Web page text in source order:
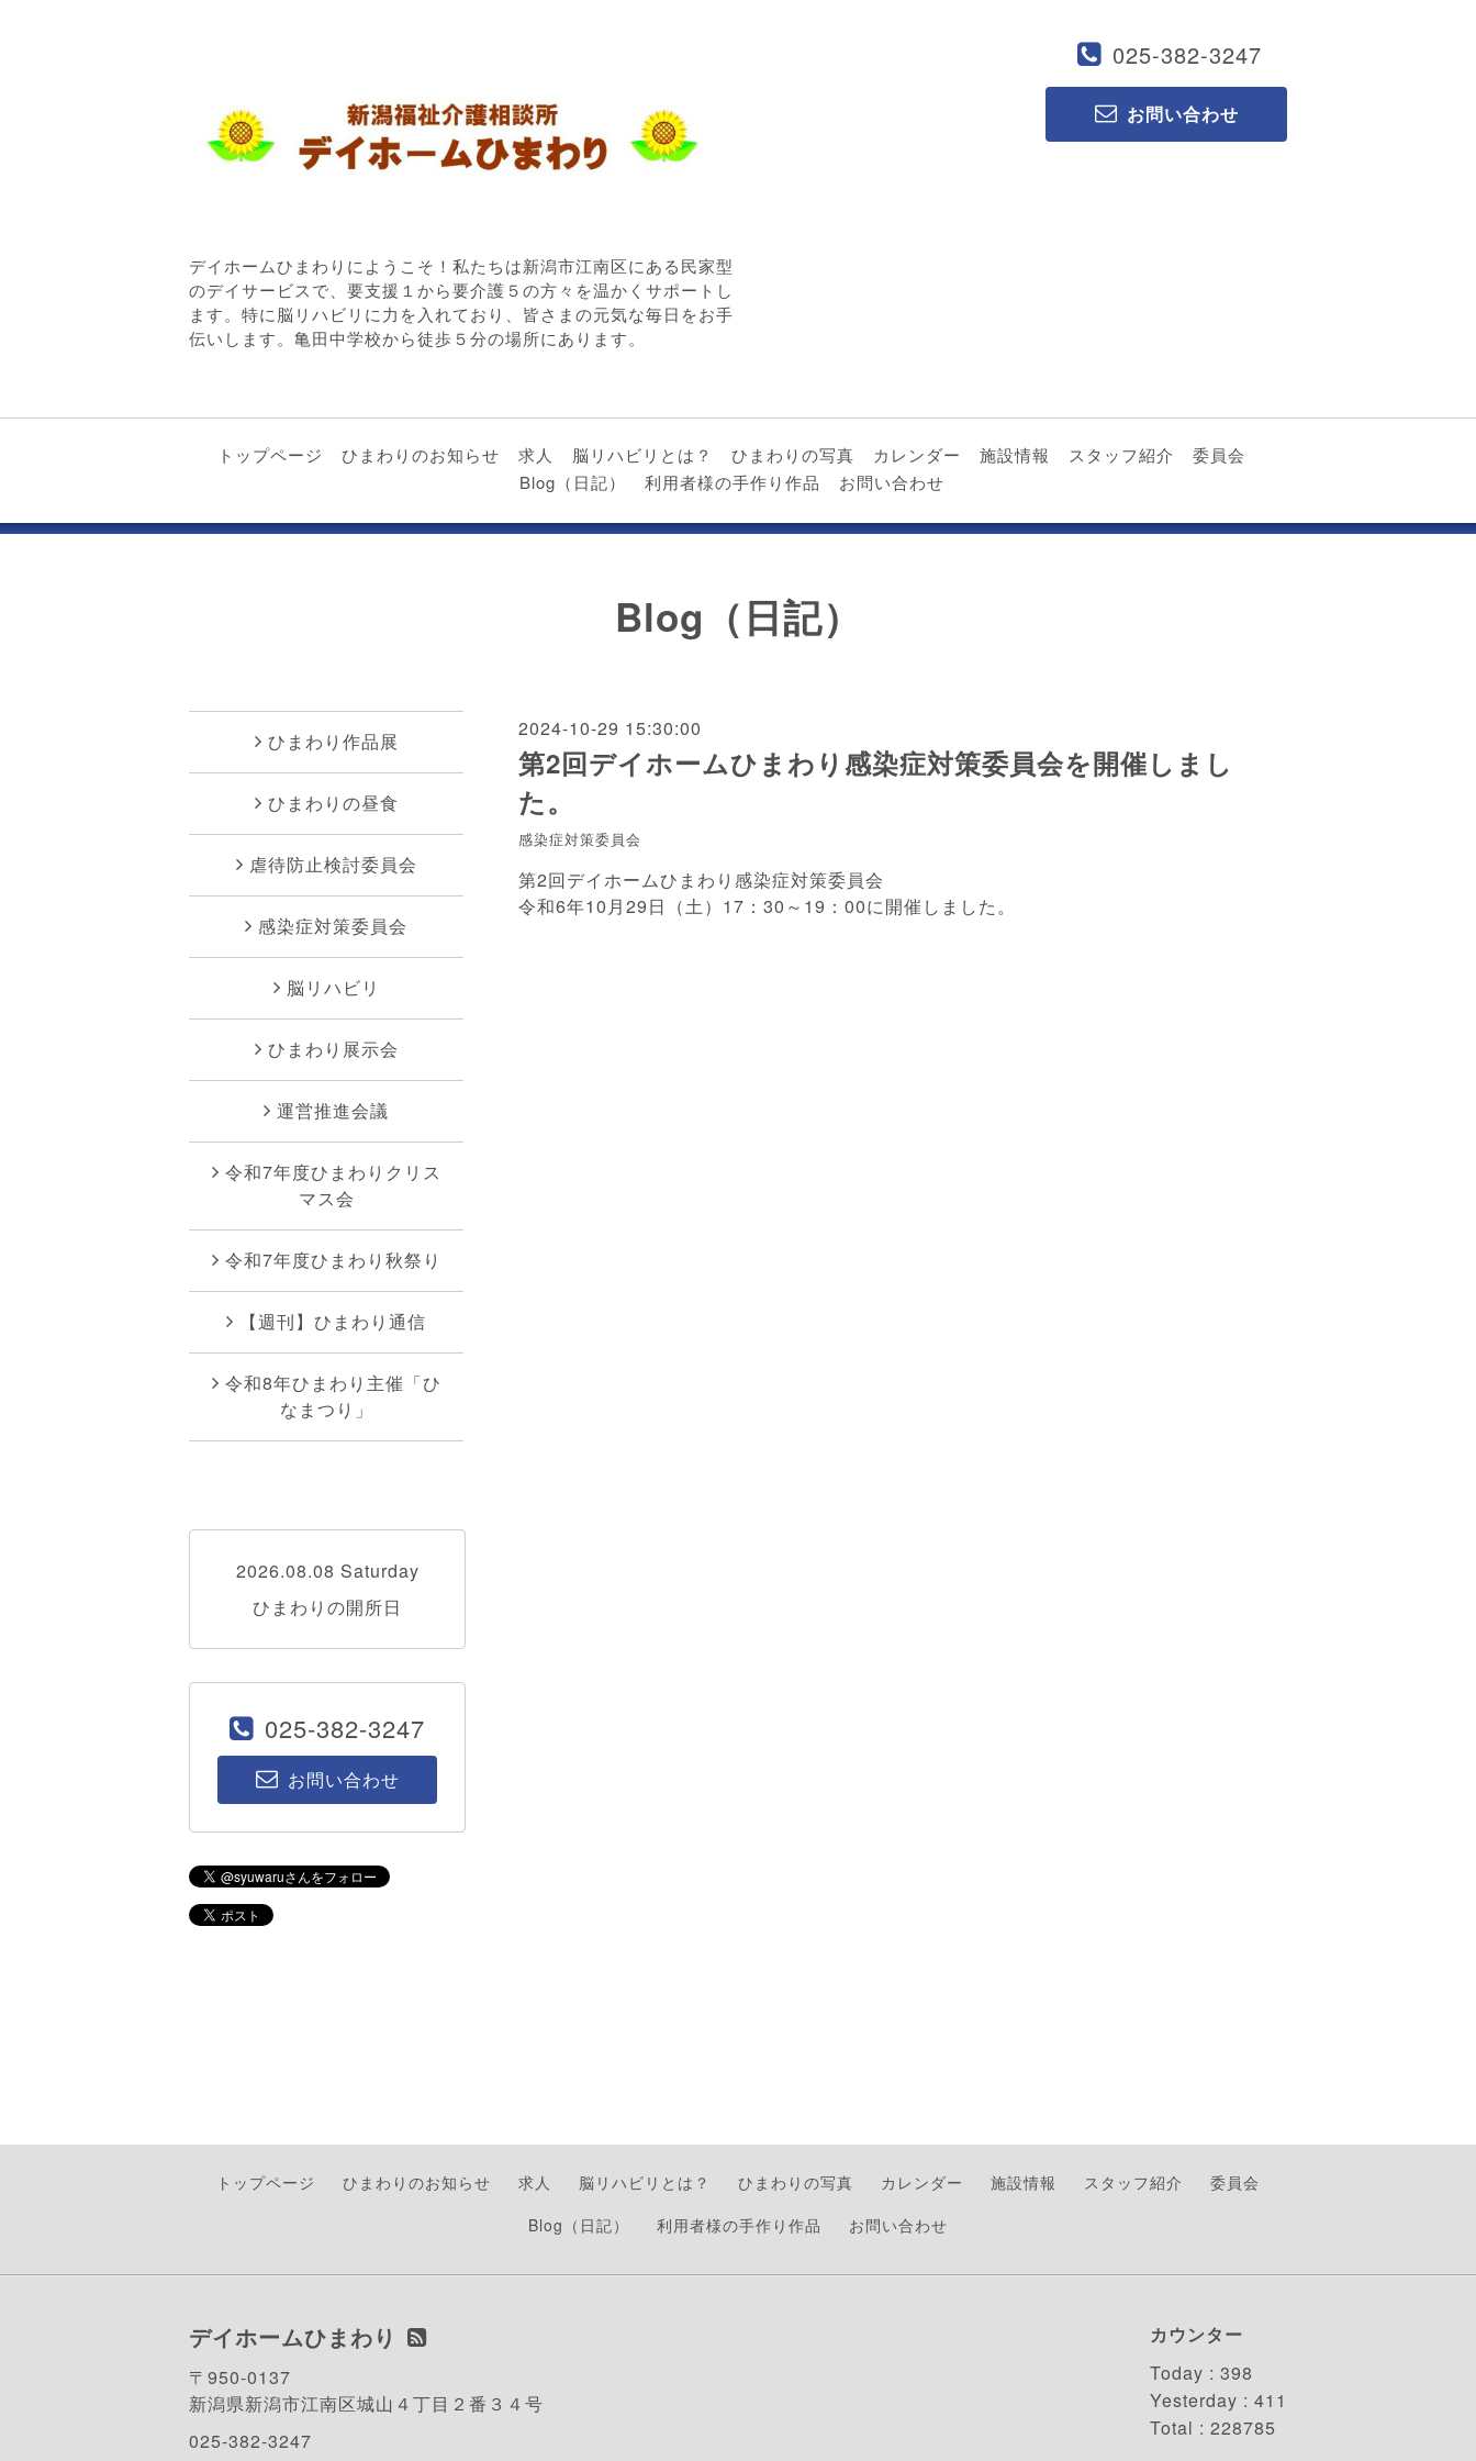
025-382-3247
お問い合わせ
デイホームひまわりにようこそ！私たちは新潟市江南区にある民家型
のデイサービスで、要支援１から要介護５の方々を温かくサポートし
ます。特に脳リハビリに力を入れており、皆さまの元気な毎日をお手
伝いします。亀田中学校から徒歩５分の場所にあります。
トップページ ひまわりのお知らせ 求人 脳リハビリとは？ ひまわりの写真 カレンダー 施設情報 スタッフ紹介
委員会
Blog（日記）
利用者様の手作り作品 お問い合わせ
Blog（日記）
2024-10-29 15:30:00
第2回デイホームひまわり感染症対策委員会を開催しまし
た。
感染症対策委員会
第2回デイホームひまわり感染症対策委員会
令和6年10月29日（土）17：30～19：00に開催しました。
ひまわり作品展
ひまわりの昼食
虐待防止検討委員会
感染症対策委員会
脳リハビリ
ひまわり展示会
運営推進会議
令和7年度ひまわりクリス
マス会
令和7年度ひまわり秋祭り
【週刊】ひまわり通信
令和8年ひまわり主催「ひ
なまつり」
2026.08.08 Saturday
ひまわりの開所日
025-382-3247
お問い合わせ
トップページ ひまわりのお知らせ 求人 脳リハビリとは？ ひまわりの写真 カレンダー 施設情報 スタッフ紹介
委員会
Blog（日記）
利用者様の手作り作品 お問い合わせ
デイホームひまわり
〒950-0137
新潟県新潟市江南区城山４丁目２番３４号
025-382-3247
カウンター
Today : 398
Yesterday : 411
Total : 228785